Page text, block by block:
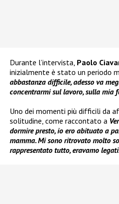
Durante l’intervista, Paolo
inizialmente è stato un periodo
abbastanza difficile, adesso va
concentrarmi sul lavoro, sulla mia
Uno dei momenti più difficili da
solitudine, come raccontato a
dormire presto, io ero abituato a
mamma. Mi sono ritrovato molto
rappresentato tutto, eravamo